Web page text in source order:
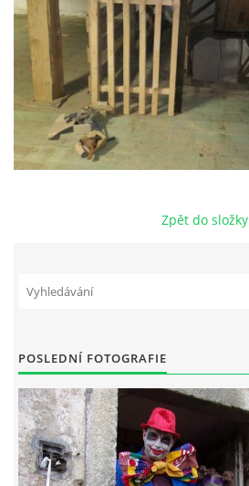
© 2026 eStránky.cz
Zpět do složky
POSLEDNÍ FOTOGRAFIE